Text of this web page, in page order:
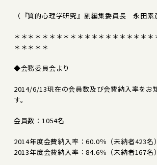
（『質的心理学研究』副編集委員長 永田素
＊＊＊＊＊＊＊＊＊＊＊＊＊＊＊＊＊＊＊＊
＊＊＊＊＊
◆会務委員会より
2014/6/13現在の会員数及び会費納入率をお
す。
会員数：1054名
2014年度会費納入率：60.0％（未納者423名）
2013年度会費納入率：84.6％（未納者167名）